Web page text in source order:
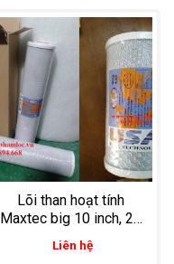
Lõi than hoạt tính
Maxtec big 10 inch, 20
inch lọc chất lỏng lưu
lượng lớn
Liên hệ